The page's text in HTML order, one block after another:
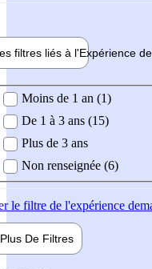
filtres liés à l'Expérience
demandée
Moins de 1 an (1)
De 1 à 3 ans (15)
Plus de 3 ans
Non renseignée (6)
le filtre de l'expérience
Plus De Filtres